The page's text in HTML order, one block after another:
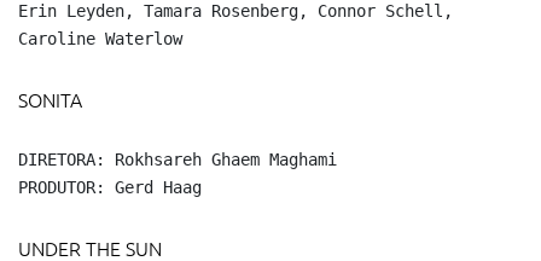
Erin Leyden, Tamara Rosenberg, Connor Schell,
Caroline Waterlow
SONITA
DIRETORA: Rokhsareh Ghaem Maghami
PRODUTOR: Gerd Haag
UNDER THE SUN